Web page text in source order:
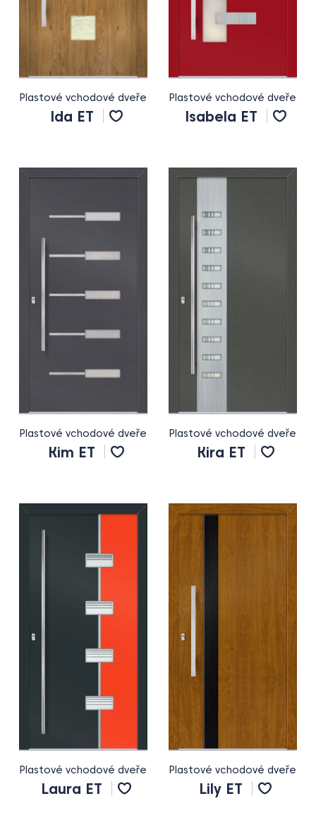
Plastové vchodové dveře
Ida ET
Plastové vchodové dveře
Isabela ET
Plastové vchodové dveře
Kim ET
Plastové vchodové dveře
Kira ET
Plastové vchodové dveře
Laura ET
Plastové vchodové dveře
Lily ET